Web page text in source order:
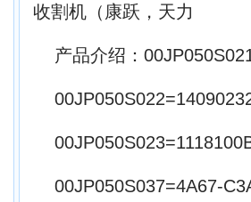
收割机（康跃，天力
产品介绍：
00JP050S037=4A67-